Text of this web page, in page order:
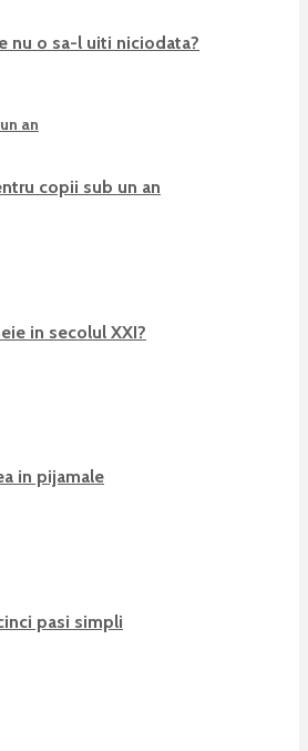
nu o sa-l uiti niciodata?
copii sub un an
in secolul XXI?
in pijamale
pasi simpli